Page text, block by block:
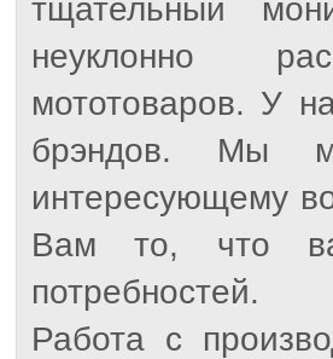
тщательный
неуклонно
мототоваров. У
брэндов. Мы
интересующему
Вам то, что
потребностей.
Работа с